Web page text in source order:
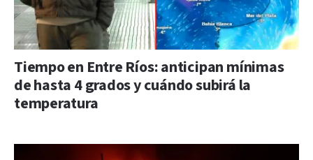
Tiempo en Entre Ríos: anticipan mínimas
de hasta 4 grados y cuándo subirá la
temperatura